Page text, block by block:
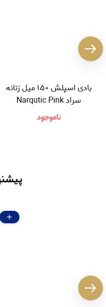
بادی اسپلش ۱۵۰ میل زنانه
سراد Narqutic Pink
ناموجود